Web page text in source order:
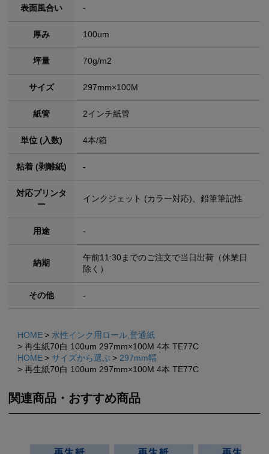
表面風合い -
厚み 100um
坪量 70g/m2
サイズ 297mm×100M
紙管 2インチ紙管
単位 (入数) 4本/箱
粘着 (剥離紙) -
対応プリンタ
ー
インクジェット (カラー対応)、鉛筆筆記性
用途 -
納期
午前11:30までのご注文で当日出荷（休業日
除く）
その他 -
HOME
水性インク用ロール,普通紙
再生紙70白 100um 297mm×100M 4本 TE77C
HOME
サイズから選ぶ
297mm幅
再生紙70白 100um 297mm×100M 4本 TE77C
関連商品・おすすめ商品